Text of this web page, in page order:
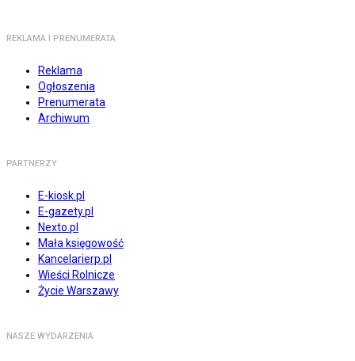
REKLAMA I PRENUMERATA
Reklama
Ogłoszenia
Prenumerata
Archiwum
PARTNERZY
E-kiosk.pl
E-gazety.pl
Nexto.pl
Mała księgowość
Kancelarierp.pl
Wieści Rolnicze
Życie Warszawy
NASZE WYDARZENIA